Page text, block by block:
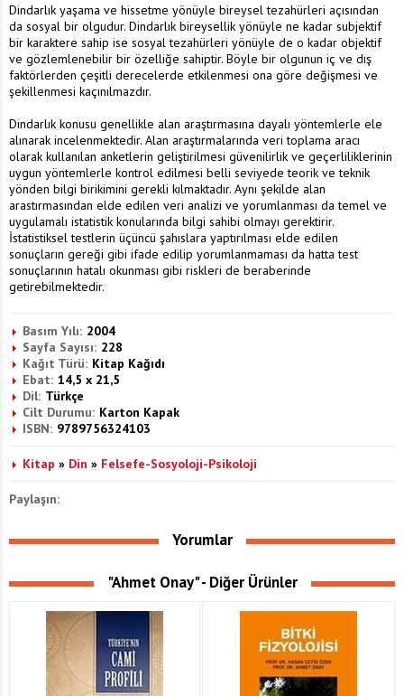
Dindarlık yaşama ve hissetme yönüyle bireysel tezahürleri açısından
da sosyal bir olgudur. Dindarlık bireysellik yönüyle ne kadar subjektif
bir karaktere sahip ise sosyal tezahürleri yönüyle de o kadar objektif
ve gözlemlenebilir bir özelliğe sahiptir. Böyle bir olgunun iç ve dış
faktörlerden çeşitli derecelerde etkilenmesi ona göre değişmesi ve
şekillenmesi kaçınılmazdır.
Dindarlık konusu genellikle alan araştırmasına dayalı yöntemlerle ele
alınarak incelenmektedir. Alan araştırmalarında veri toplama aracı
olarak kullanılan anketlerin geliştirilmesi güvenilirlik ve geçerliliklerinin
uygun yöntemlerle kontrol edilmesi belli seviyede teorik ve teknik
yönden bilgi birikimini gerekli kılmaktadır. Aynı şekilde alan
arastırmasından elde edilen veri analizi ve yorumlanması da temel ve
uygulamalı istatistik konularında bilgi sahibi olmayı gerektirir.
İstatistiksel testlerin üçüncü şahıslara yaptırılması elde edilen
sonuçların gereği gibi ifade edilip yorumlanmaması da hatta test
sonuçlarının hatalı okunması gibi riskleri de beraberinde
getirebilmektedir.
Basım Yılı: 2004
Sayfa Sayısı: 228
Kağıt Türü: Kitap Kağıdı
Ebat: 14,5 x 21,5
Dil: Türkçe
Cilt Durumu: Karton Kapak
ISBN: 9789756324103
Kitap » Din » Felsefe-Sosyoloji-Psikoloji
Paylaşın:
Yorumlar
"Ahmet Onay" - Diğer Ürünler